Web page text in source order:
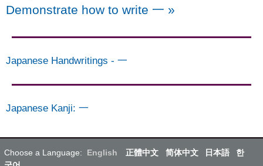
Demonstrate how to write 一 »
Japanese Handwritings - 一
Japanese Kanji: 一
Choose a Language: English 正體中文 简体中文 日本語
한